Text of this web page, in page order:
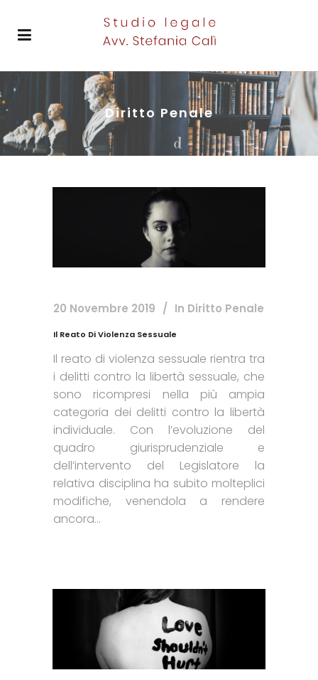
Diritto Penale
20 Novembre 2019 In Diritto Penale
Il Reato Di Violenza Sessuale
Il reato di violenza sessuale rientra tra
i delitti contro la libertà sessuale, che
sono ricompresi nella più ampia
categoria dei delitti contro la libertà
individuale. Con l’evoluzione del
quadro giurisprudenziale e
dell’intervento del Legislatore la
relativa disciplina ha subito molteplici
modifiche, venendola a rendere
ancora...